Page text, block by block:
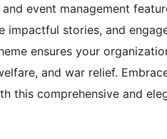
event management
impactful stories, and
ensures your
and war relief.
this comprehensive and